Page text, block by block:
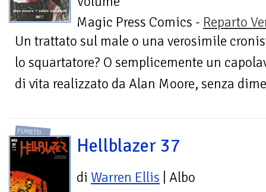
Magic Press Comics - Reparto
Un trattato sul male o una verosimile
lo squartatore? O semplicemente un
di vita realizzato da Alan Moore, senza
FUMETTI
Hellblazer 37
di Warren Ellis | Albo